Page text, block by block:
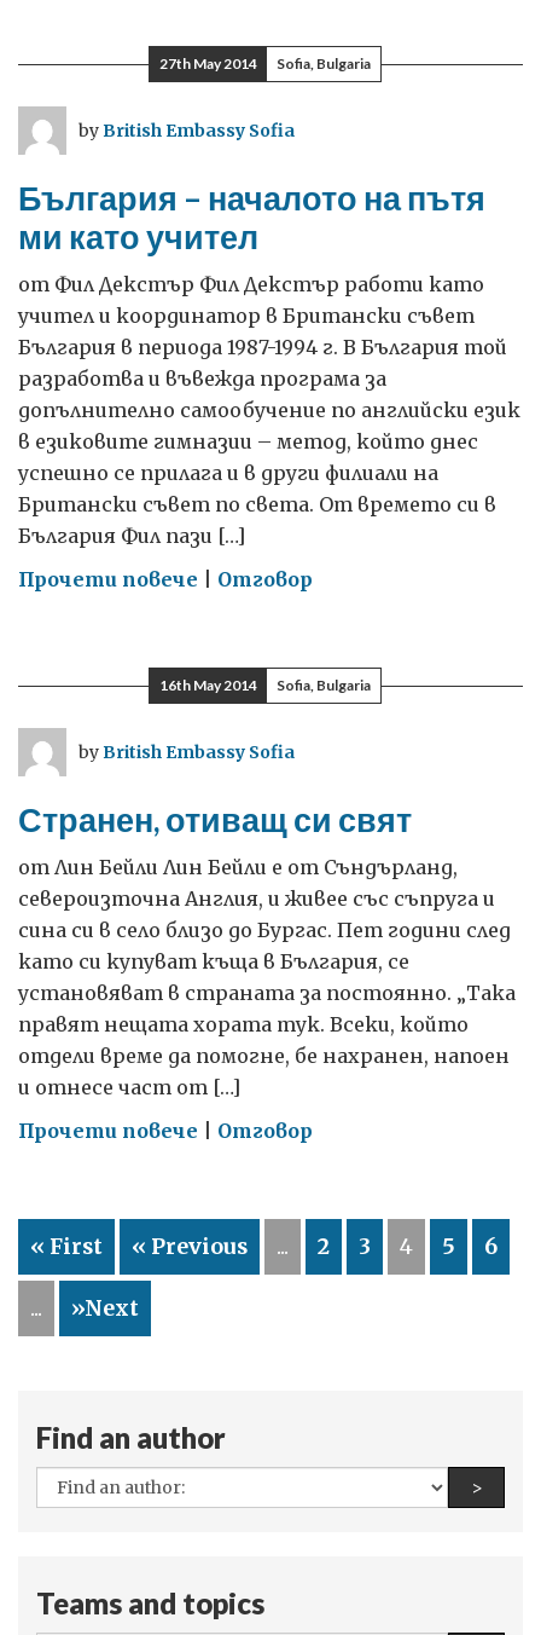
златните
години
моя
27th May 2014 Sofia, Bulgaria
byBritish Embassy Sofia
България – началото на пътя
ми като учител
от Фил Декстър Фил Декстър работи като
учител и координатор в Британски съвет
България в периода 1987-1994 г. В България той
разработва и въвежда програма за
допълнително самообучение по английски език
в езиковите гимназии – метод, който днес
успешно се прилага и в други филиали на
Британски съвет по света. От времето си в
България Фил пази […]
Прочети повече on
началото
на
учител
Отговор
16th May 2014 Sofia, Bulgaria
byBritish Embassy Sofia
Странен, отиващ си свят
от Лин Бейли Лин Бейли е от Съндърланд,
североизточна Англия, и живее със съпруга и
сина си в село близо до Бургас. Пет години след
като си купуват къща в България, се
установяват в страната за постоянно. „Така
правят нещата хората тук. Всеки, който
отдели време да помогне, бе нахранен, напоен
и отнесе част от […]
Прочети повече on
си
свят
Отговор
« First « Previous ... 2 3 4 5 6
... »Next
Find an author
All
authors:
>Find
Teams and topics